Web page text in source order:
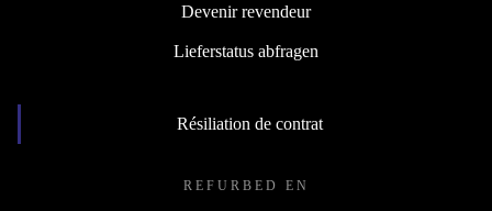
Devenir revendeur
Lieferstatus abfragen
Résiliation de contrat
REFURBED EN